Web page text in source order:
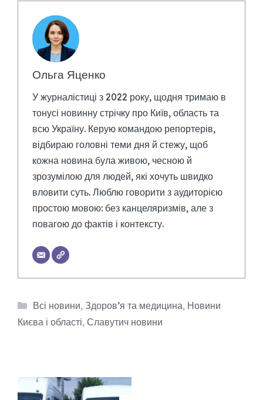
Ольга Яценко
У журналістиці з 2022 року, щодня тримаю в
тонусі новинну стрічку про Київ, область та
всю Україну. Керую командою репортерів,
відбираю головні теми дня й стежу, щоб
кожна новина була живою, чесною й
зрозумілою для людей, які хочуть швидко
вловити суть. Люблю говорити з аудиторією
простою мовою: без канцеляризмів, але з
повагою до фактів і контексту.
Категорії
Всі новини, Здоров’я та медицина, Новини
Києва і області, Славутич новини